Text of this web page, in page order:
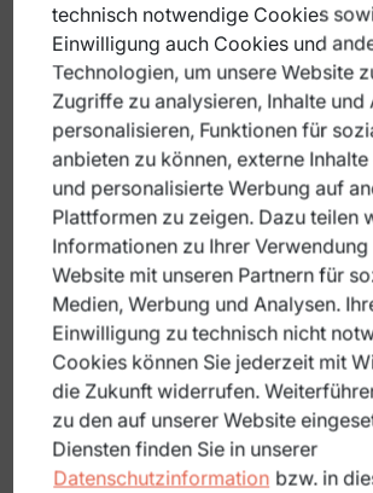
Unterkünfte
Genuss
technisch notwendige Cookies
Einwilligung auch Cookies und
Technologien, um unsere Website
Zugriffe zu analysieren, Inhalte und
personalisieren, Funktionen für
anbieten zu können, externe
und personalisierte Werbung auf
Plattformen zu zeigen. Dazu teilen
Informationen zu Ihrer Verwendung
Website mit unseren Partnern für
Medien, Werbung und Analysen.
Einwilligung zu technisch nicht
Cookies können Sie jederzeit mit
die Zukunft widerrufen.
zu den auf unserer Website
Diensten finden Sie in unserer
Datenschutzinformation bzw. in